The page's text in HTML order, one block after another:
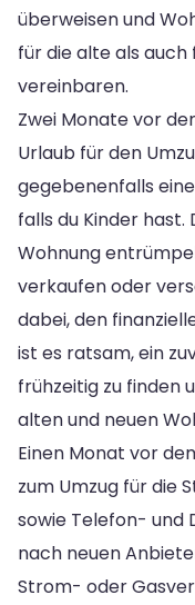
überweisen und
für die alte als auch
vereinbaren.
Zwei Monate vor
Urlaub für den
gegebenenfalls
falls du Kinder
Wohnung
verkaufen oder
dabei, den
ist es ratsam, ein
frühzeitig zu finden
alten und neuen
Einen Monat vor
zum Umzug für die
sowie Telefon- und
nach neuen
Strom- oder